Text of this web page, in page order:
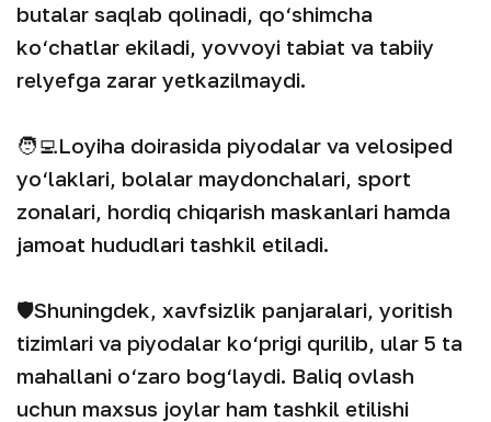
butalar saqlab qolinadi, qo‘shimcha
ko‘chatlar ekiladi, yovvoyi tabiat va tabiiy
relyefga zarar yetkazilmaydi.
🧑‍💻Loyiha doirasida piyodalar va velosiped
yo‘laklari, bolalar maydonchalari, sport
zonalari, hordiq chiqarish maskanlari hamda
jamoat hududlari tashkil etiladi.
🛡Shuningdek, xavfsizlik panjaralari, yoritish
tizimlari va piyodalar ko‘prigi qurilib, ular 5 ta
mahallani o‘zaro bog‘laydi. Baliq ovlash
uchun maxsus joylar ham tashkil etilishi